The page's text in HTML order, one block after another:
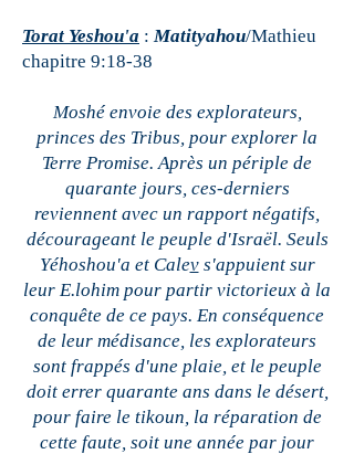
Torat Yeshou'a :Matityahou/Mathieu
chapitre 9:18-38
Moshé envoie des explorateurs,
princes des Tribus, pour explorer la
Terre Promise. Après un périple de
quarante jours, ces-derniers
reviennent avec un rapport négatifs,
décourageant le peuple d'Israël. Seuls
Yéhoshou'a et Calevs'appuient sur
leur E.lohim pour partir victorieux à la
conquête de ce pays. En conséquence
de leur médisance, les explorateurs
sont frappés d'une plaie, et le peuple
doit errer quarante ans dans le désert,
pour faire le tikoun, la réparation de
cette faute, soit une année par jour